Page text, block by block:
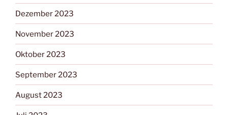
Dezember 2023
November 2023
Oktober 2023
September 2023
August 2023